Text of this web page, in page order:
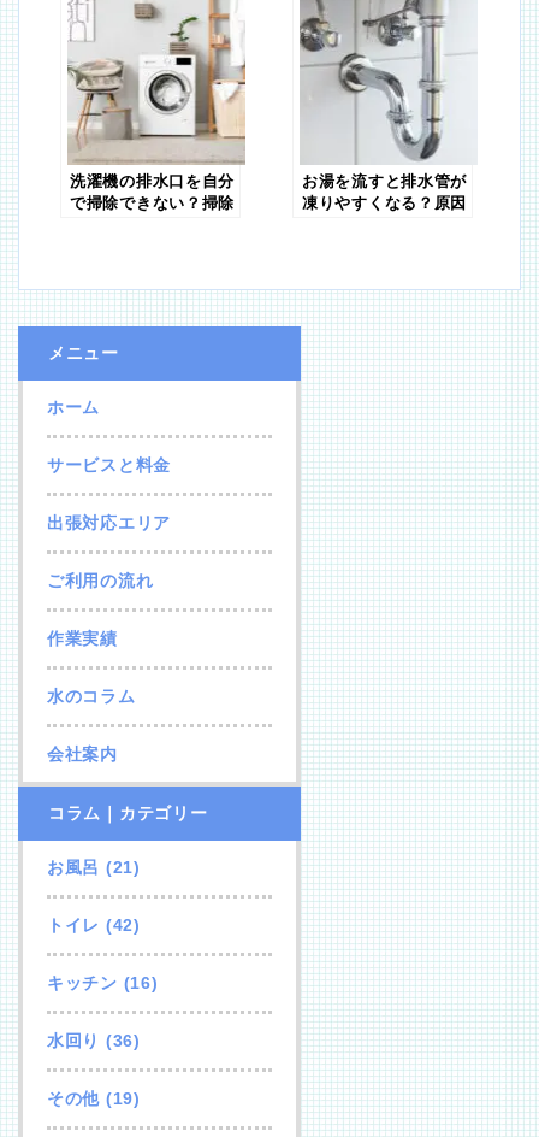
洗濯機の排水口を自分
で掃除できない？掃除
お湯を流すと排水管が
凍りやすくなる？原因
メニュー
ホーム
サービスと料金
出張対応エリア
ご利用の流れ
作業実績
水のコラム
会社案内
コラム｜カテゴリー
お風呂 (21)
トイレ (42)
キッチン (16)
水回り (36)
その他 (19)